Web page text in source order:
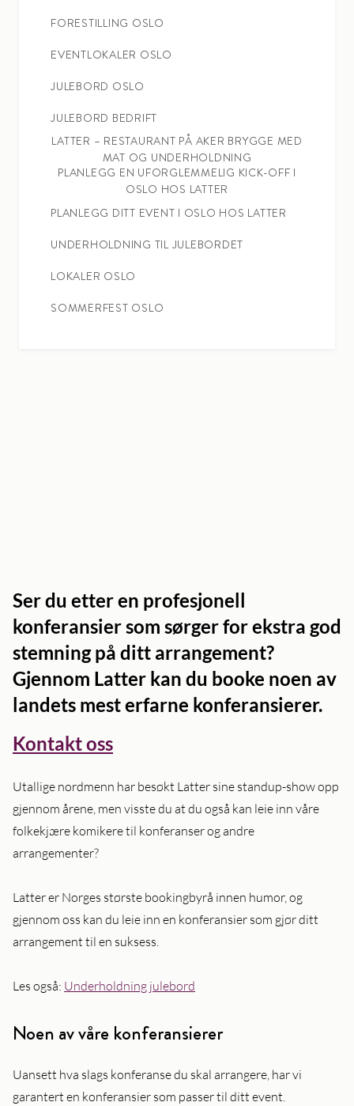
FORESTILLING OSLO
EVENTLOKALER OSLO
JULEBORD OSLO
JULEBORD BEDRIFT
LATTER – RESTAURANT PÅ AKER BRYGGE MED
MAT OG UNDERHOLDNING
PLANLEGG EN UFORGLEMMELIG KICK-OFF I
OSLO HOS LATTER
PLANLEGG DITT EVENT I OSLO HOS LATTER
UNDERHOLDNING TIL JULEBORDET
LOKALER OSLO
SOMMERFEST OSLO
Ser du etter en profesjonell
konferansier som sørger for ekstra god
stemning på ditt arrangement?
Gjennom Latter kan du booke noen av
landets mest erfarne konferansierer.
Kontakt oss
Utallige nordmenn har besøkt Latter sine standup-show opp
gjennom årene, men visste du at du også kan leie inn våre
folkekjære komikere til konferanser og andre
arrangementer?
Latter er Norges største bookingbyrå innen humor, og
gjennom oss kan du leie inn en konferansier som gjør ditt
arrangement til en suksess.
Les også: Underholdning julebord
Noen av våre konferansierer
Uansett hva slags konferanse du skal arrangere, har vi
garantert en konferansier som passer til ditt event.